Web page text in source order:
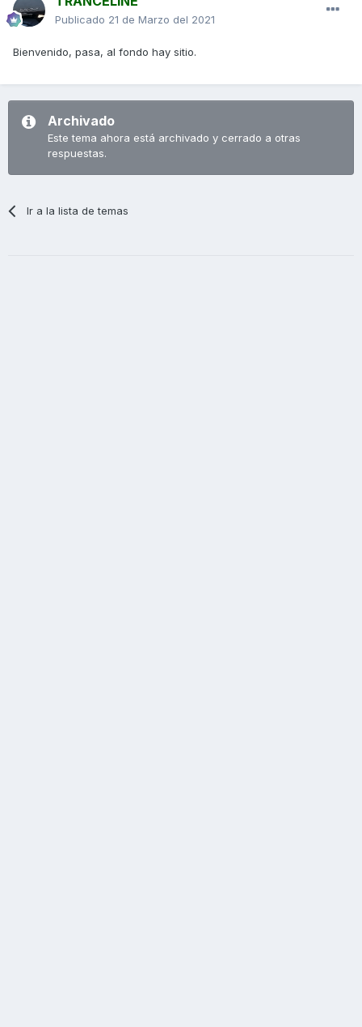
Publicado 21 de Marzo del 2021
Bienvenido, pasa, al fondo hay sitio.
Archivado
Este tema ahora está archivado y cerrado a otras
respuestas.
Ir a la lista de temas